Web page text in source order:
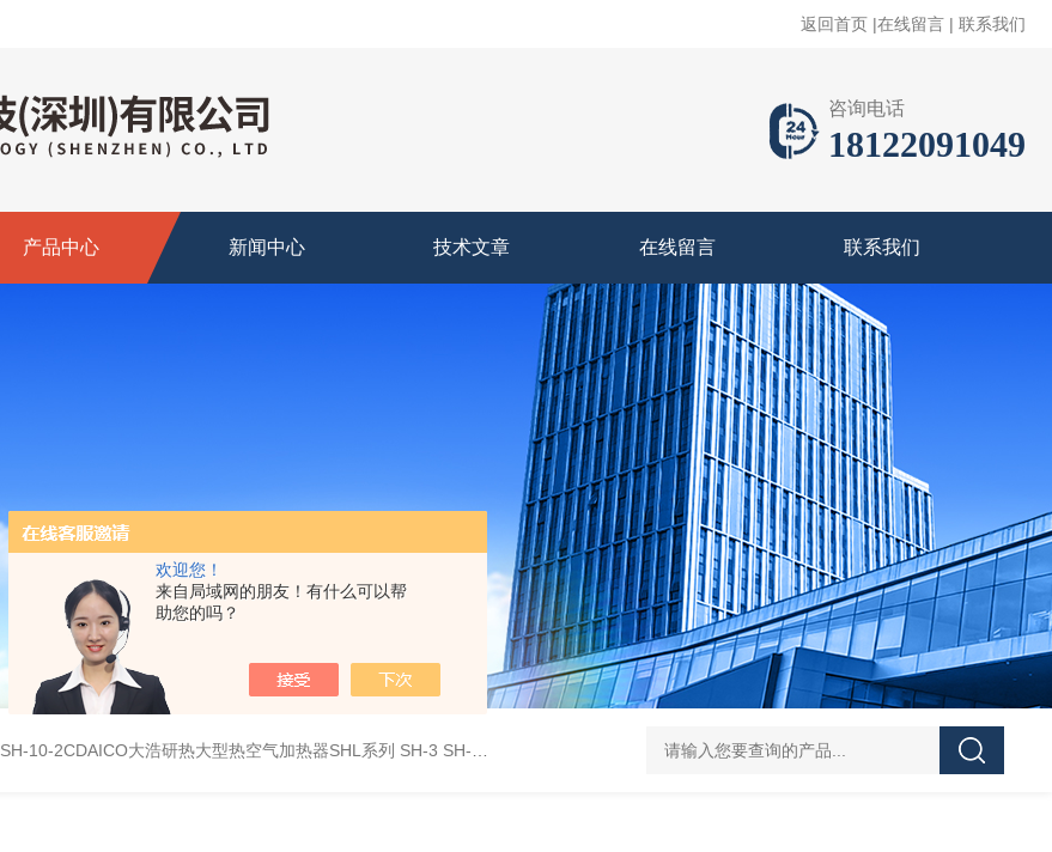
欢迎您！
来自局域网的朋友！有什么可以帮
助您的吗？
返回首页 |在线留言 | 联系我们
咨询电话
18122091049
产品中心 新闻中心 技术文章 在线留言 联系我们
SH-10-2CDAICO大浩研热大型热空气加热器SHL系列 SH-3 SH-4DAICO大浩研热水平热空气产生加热器SH系列 L-00/01/02/03DAICO大浩研